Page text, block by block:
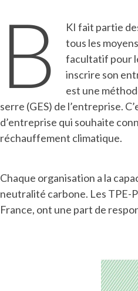
B
KI fait partie
tous les
facultatif pour
inscrire son
est une
serre (GES) de l’entreprise.
d’entreprise qui souhaite
réchauffement climatique.
Chaque organisation a la
neutralité carbone. Les TPE-
France, ont une part de